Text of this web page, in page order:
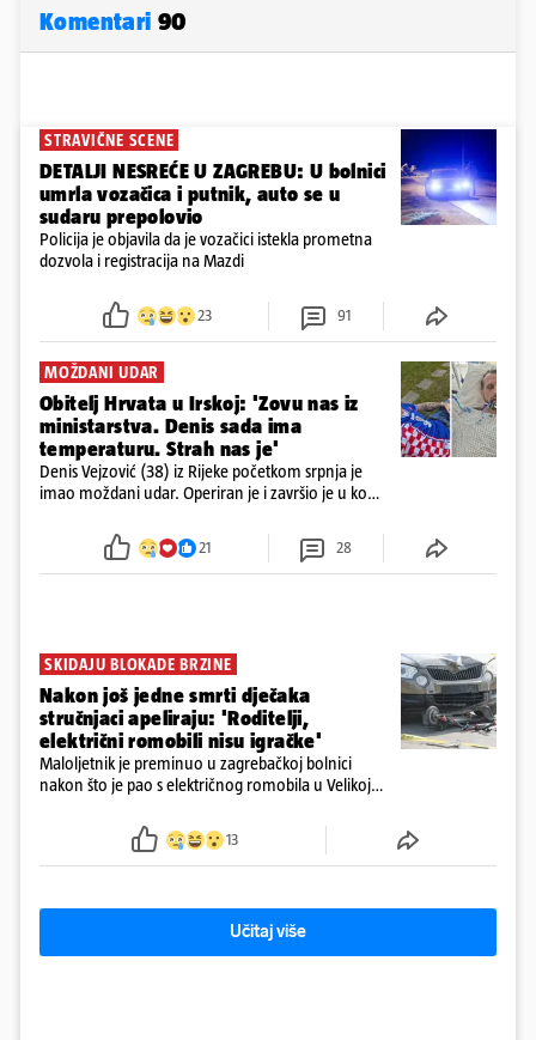
Komentari 90
STRAVIČNE SCENE
DETALJI NESREĆE U ZAGREBU: U bolnici
umrla vozačica i putnik, auto se u
sudaru prepolovio
Policija je objavila da je vozačici istekla prometna
dozvola i registracija na Mazdi
23 91
MOŽDANI UDAR
Obitelj Hrvata u Irskoj: 'Zovu nas iz
ministarstva. Denis sada ima
temperaturu. Strah nas je'
Denis Vejzović (38) iz Rijeke početkom srpnja je
imao moždani udar. Operiran je i završio je u komi.
tamošnji liječnici ne vjeruju u oporavak: 'Imamo
21 28
SKIDAJU BLOKADE BRZINE
Nakon još jedne smrti dječaka
stručnjaci apeliraju: 'Roditelji,
električni romobili nisu igračke'
Maloljetnik je preminuo u zagrebačkoj bolnici
nakon što je pao s električnog romobila u Velikoj
13
Učitaj više